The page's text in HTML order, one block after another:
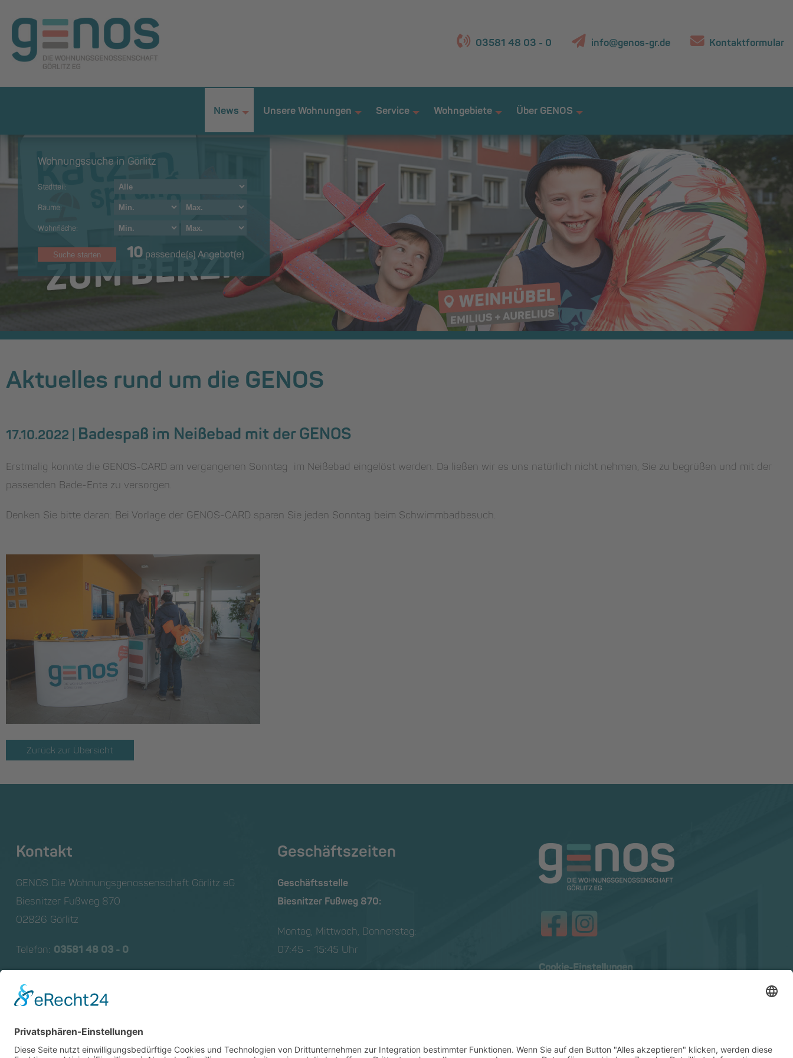
03581 48 03 - 0 info@genos-gr.de Kontaktformular
News
Unsere Wohnungen
Service
Wohngebiete
Über GENOS
Wohnungssuche in Görlitz
Stadtteil:
Räume:
Wohnfläche:
10passende(s) Angebot(e)
Aktuelles rund um die GENOS
17.10.2022 | Badespaß im Neißebad mit der GENOS
Erstmalig konnte die GENOS-CARD am vergangenen Sonntag im Neißebad eingelöst werden. Da ließen wir es uns natürlich nicht nehmen, Sie zu begrüßen und mit der
passenden Bade-Ente zu versorgen.
Denken Sie bitte daran: Bei Vorlage der GENOS-CARD sparen Sie jeden Sonntag beim Schwimmbadbesuch.
Zurück zur Übersicht
Kontakt
GENOS Die Wohnungs­genossen­schaft Görlitz eG
Biesnitzer Fußweg 870
02826 Görlitz
Telefon: 03581 48 03 - 0
Geschäftszeiten
Geschäftsstelle
Biesnitzer Fußweg 870:
Montag, Mittwoch, Donnerstag:
07:45 - 15:45 Uhr
07:45 - 12:15 Uhr
Cookie-Einstellungen